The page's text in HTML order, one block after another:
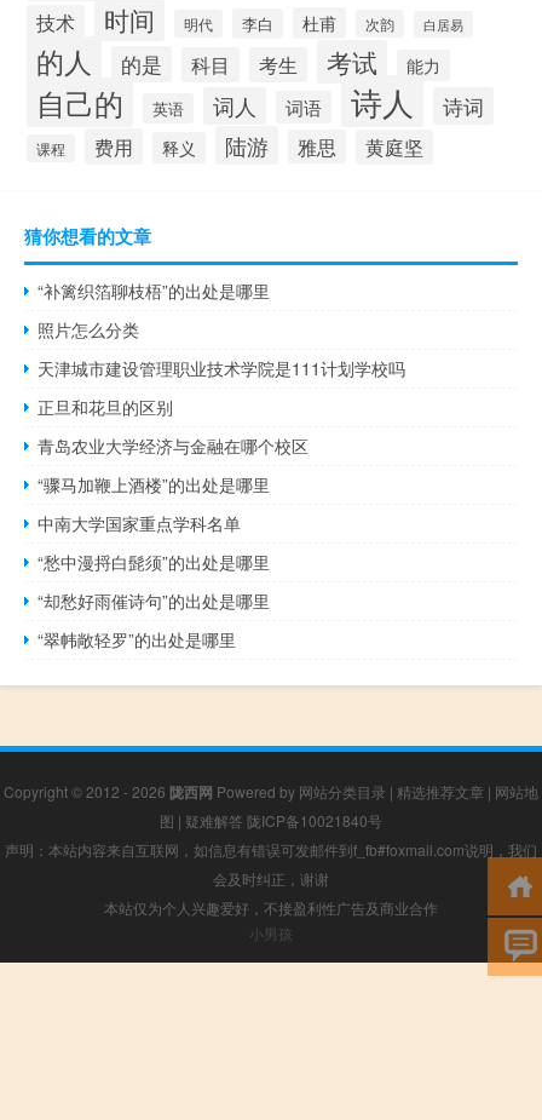
技术 时间 明代 李白 杜甫 次韵 白居易
的人 的是 科目 考生 考试 能力
自己的 英语 词人 词语 诗人 诗词
课程 费用 释义 陆游 雅思 黄庭坚
猜你想看的文章
“补篱织箔聊枝梧”的出处是哪里
照片怎么分类
天津城市建设管理职业技术学院是111计划学校吗
正旦和花旦的区别
青岛农业大学经济与金融在哪个校区
“骤马加鞭上酒楼”的出处是哪里
中南大学国家重点学科名单
“愁中漫捋白髭须”的出处是哪里
“却愁好雨催诗句”的出处是哪里
“翠帏敞轻罗”的出处是哪里
Copyright © 2012 - 2026 陇西网 Powered by 网站分类目录 | 精选推荐文章 | 网站地
图 | 疑难解答 陇ICP备10021840号
声明：本站内容来自互联网，如信息有错误可发邮件到f_fb#foxmail.com说明，我们
会及时纠正，谢谢
本站仅为个人兴趣爱好，不接盈利性广告及商业合作
小男孩